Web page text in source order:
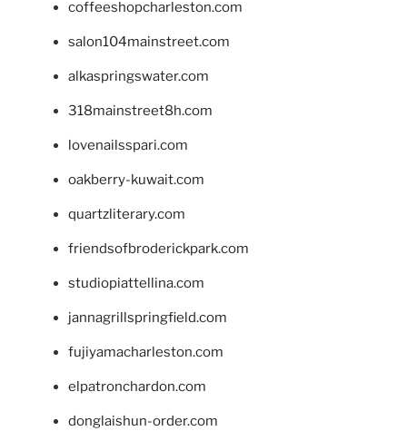
coffeeshopcharleston.com
salon104mainstreet.com
alkaspringswater.com
318mainstreet8h.com
lovenailsspari.com
oakberry-kuwait.com
quartzliterary.com
friendsofbroderickpark.com
studiopiattellina.com
jannagrillspringfield.com
fujiyamacharleston.com
elpatronchardon.com
donglaishun-order.com